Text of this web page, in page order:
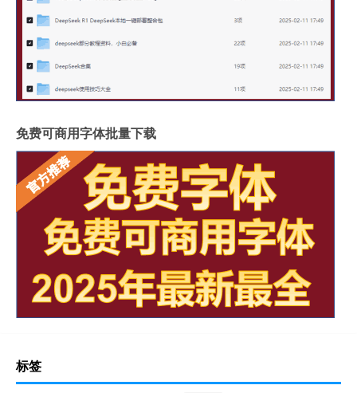
免费可商用字体批量下载
标签